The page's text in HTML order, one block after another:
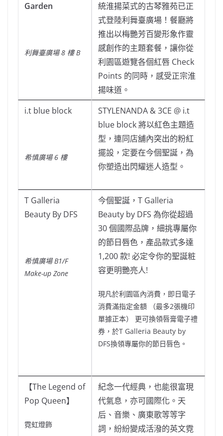
Garden
利舞臺廣場8 樓B
統淮揚菜式的古琴雅苑已正
式登陸利舞臺廣場！餐廳將
推出以梅艷芳百變形象作靈
感創作的主題套餐，讓你從
利園區遊覽各個紅唇 Check
Points 的同時，感受正宗淮
揚味道。
i.t blue block
希慎廣場 6 樓
STYLENANDA & 3CE @ i.t
blue block 將以紅色主題造
型，連同店舖內突出的粉紅
擺設，定要在今個聖誕，為
你塑造出閃耀迷人造型。
T Galleria
Beauty By DFS
希慎廣場 B1/F
Make-up Zone
今個聖誕，T Galleria
Beauty by DFS 為你從超過
30 個國際品牌，細挑專屬你
的節日唇色，產品款式多達
1,200 款! 必定令你的聖誕粧
容更明艷亮人!
現凡於利園區內消費，即日電子
消費滿指定金額 （最多2張機印
單據正本） 更可換領唇膏電子禮
券，於T Galleria Beauty by
DFS換領專屬你的節日唇色。
【The Legend of
Pop Queen】
霓虹燈飾
紀念一代經典，也能很富現
代氣息，亦可國際化。天
后、音樂、廣東歌等等字
詞，紛紛變成活潑的英文霓